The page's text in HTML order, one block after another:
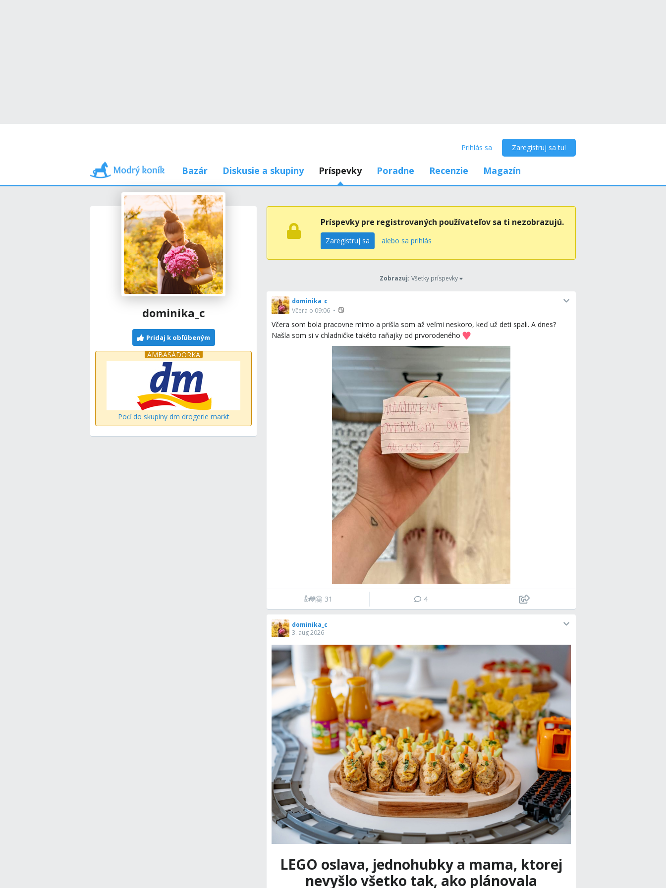
Prihlás sa Zaregistruj sa tu!
Bazár Diskusie a skupiny Príspevky Poradne Recenzie Magazín
Príspevky pre registrovaných používateľov sa ti nezobrazujú.
Zaregistruj sa alebo sa prihlás
Zobrazuj: Všetky príspevky
dominika_c
Včera o 09:06 •
Včera som bola pracovne mimo a prišla som až veľmi neskoro, keď už deti spali. A dnes?
Našla som si v chladničke takéto raňajky od prvorodeného
👍💙🤗 31 4
dominika_c
3. aug 2026
LEGO oslava, jednohubky a mama, ktorej
nevyšlo všetko tak, ako plánovala
dominika_c
Pridaj k obľúbeným
AMBASÁDORKA
Poď do skupiny dm drogerie markt